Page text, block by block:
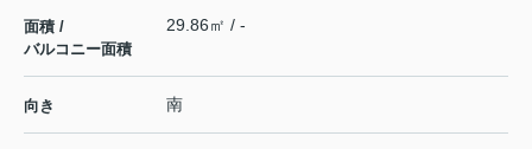
面積 /
バルコニー面積
29.86㎡ / -
向き 南